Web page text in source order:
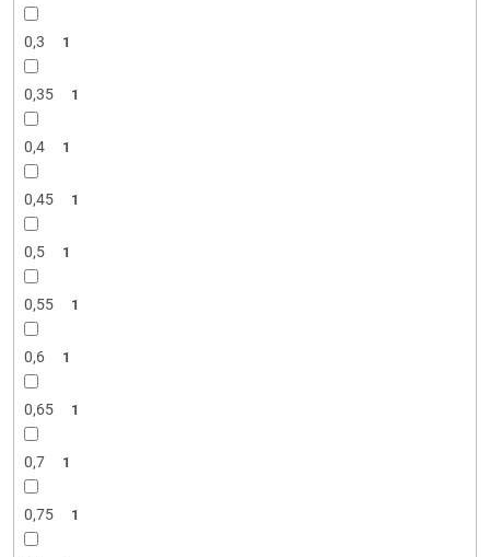
0,3 1
0,35 1
0,4 1
0,45 1
0,5 1
0,55 1
0,6 1
0,65 1
0,7 1
0,75 1